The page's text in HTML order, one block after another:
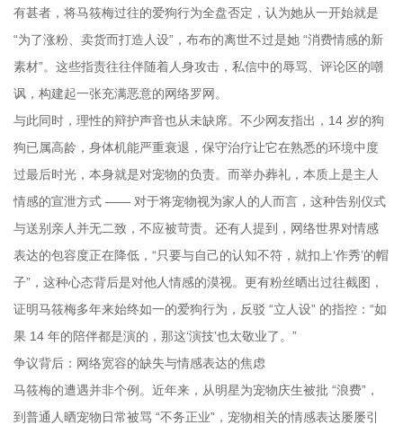
有甚者，将马筱梅过往的爱狗行为全盘否定，认为她从一开始就是
“为了涨粉、卖货而打造人设”，布布的离世不过是她 “消费情感的新
素材”。这些指责往往伴随着人身攻击，私信中的辱骂、评论区的嘲
讽，构建起一张充满恶意的网络罗网。
与此同时，理性的辩护声音也从未缺席。不少网友指出，14 岁的狗
狗已属高龄，身体机能严重衰退，保守治疗让它在熟悉的环境中度
过最后时光，本身就是对宠物的负责。而举办葬礼，本质上是主人
情感的宣泄方式 —— 对于将宠物视为家人的人而言，这种告别仪式
与送别亲人并无二致，不应被苛责。还有人提到，网络世界对情感
表达的包容度正在降低，“只要与自己的认知不符，就扣上‘作秀’的帽
子”，这种心态背后是对他人情感的漠视。更有粉丝晒出过往截图，
证明马筱梅多年来始终如一的爱狗行为，反驳 “立人设” 的指控：“如
果 14 年的陪伴都是演的，那这‘演技’也太敬业了。”
争议背后：网络宽容的缺失与情感表达的焦虑
马筱梅的遭遇并非个例。近年来，从明星为宠物庆生被批 “浪费”，
到普通人晒宠物日常被骂 “不务正业”，宠物相关的情感表达屡屡引